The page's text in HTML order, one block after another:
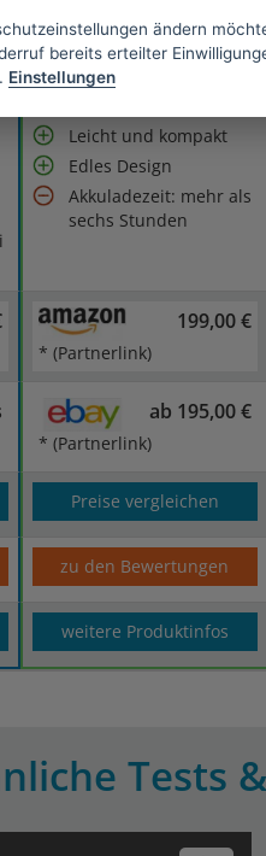
Großer Lichtkegel und
helles Licht
Leicht und kompakt
Edles Design
Akkuladezeit: mehr als
sechs Stunden
199,00 €
* (Partnerlink)
ab 195,00 €
* (Partnerlink)
Preise vergleichen
zu den Bewertungen
weitere Produktinfos
Tests
ändern
bereits erteilter
Einstellungen